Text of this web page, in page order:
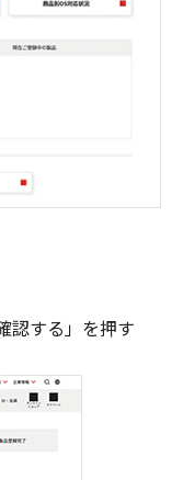
認する」を押す